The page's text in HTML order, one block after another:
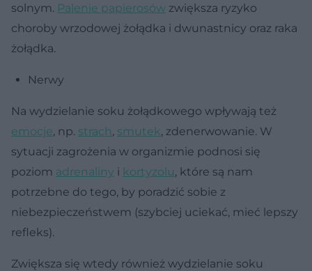
solnym. Palenie papierosów zwiększa ryzyko
choroby wrzodowej żołądka i dwunastnicy oraz raka
żołądka.
Nerwy
Na wydzielanie soku żołądkowego wpływają też
emocje, np. strach, smutek, zdenerwowanie. W
sytuacji zagrożenia w organizmie podnosi się
poziom adrenaliny i kortyzolu, które są nam
potrzebne do tego, by poradzić sobie z
niebezpieczeństwem (szybciej uciekać, mieć lepszy
refleks).
Zwiększa się wtedy również wydzielanie soku